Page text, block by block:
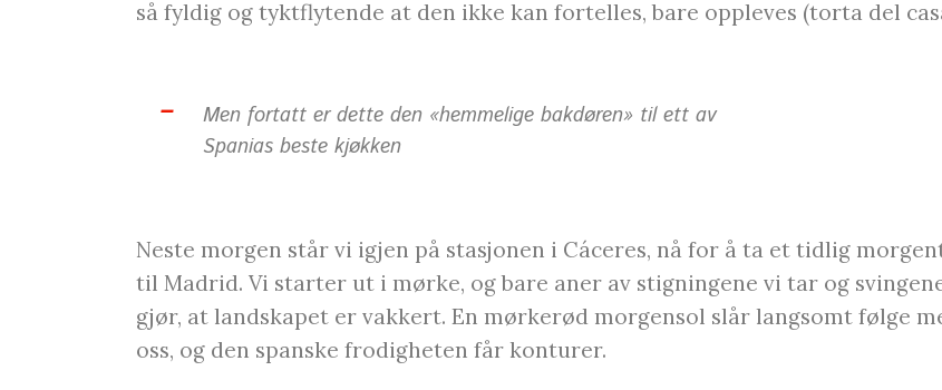
så fyldig og tyktflytende at den ikke kan fortelles, bare oppleves (torta del
Men fortatt er dette den «hemmelige bakdøren» til ett av
Spanias beste kjøkken
Neste morgen står vi igjen på stasjonen i Cáceres, nå for å ta et tidlig
til Madrid. Vi starter ut i mørke, og bare aner av stigningene vi tar og
gjør, at landskapet er vakkert. En mørkerød morgensol slår langsomt følge
oss, og den spanske frodigheten får konturer.